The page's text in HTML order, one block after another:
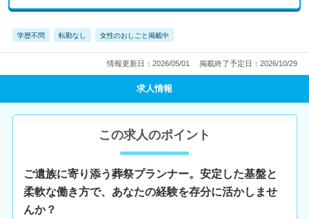
学歴不問 転勤なし 女性のおしごと掲載中
情報更新日：2026/05/01 掲載終了予定日：2026/10/29
求人情報
この求人のポイント
ご遺族に寄り添う葬祭プランナー。安定した基盤と
柔軟な働き方で、あなたの経験を存分に活かしませ
んか？